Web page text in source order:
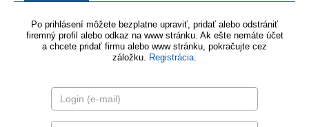
Po prihlásení môžete bezplatne upraviť, pridať alebo odstrániť
firemný profil alebo odkaz na www stránku. Ak ešte nemáte účet
a chcete pridať firmu alebo www stránku, pokračujte cez
záložku. Registrácia.